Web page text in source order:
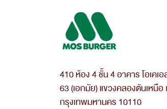
410 ห้อง 4 ชั้น 4 อาคาร โอเคเ
63 (เอกมัย) แขวงคลองตันเหนื
กรุงเทพมหานคร 10110